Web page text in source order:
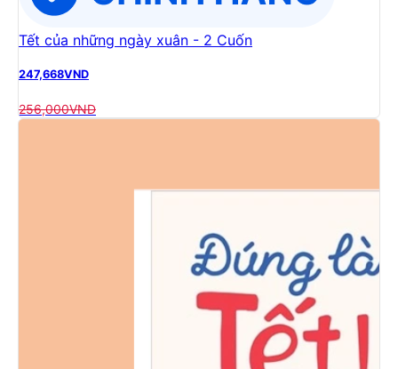
Tết của những ngày xuân - 2 Cuốn
247,668VND
256,000VND